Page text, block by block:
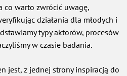
co warto zwrócić uwagę,
działania dla młodych i
typy aktorów, procesów
w czasie badania.
jest, z jednej strony inspiracją do